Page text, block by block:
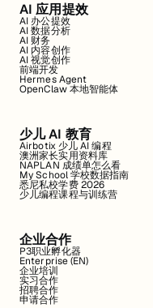
AI 应用提效
AI 办公提效
AI 数据分析
AI 财务
AI 内容创作
AI 视觉创作
前端开发
Hermes Agent
OpenClaw 本地智能体
少儿 AI 教育
Airbotix 少儿 AI 编程
澳洲家长实用资料库
NAPLAN 成绩单怎么看
My School 学校数据指南
悉尼私校学费 2026
少儿编程课程与训练营
企业合作
P3职业孵化器
Enterprise (EN)
企业培训
实习合作
招聘合作
申请合作